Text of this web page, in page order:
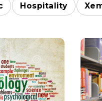
Hospitality